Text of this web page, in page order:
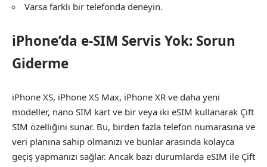
Varsa farklı bir telefonda deneyin.
iPhone’da e-SIM Servis Yok: Sorun
Giderme
iPhone XS, iPhone XS Max, iPhone XR ve daha yeni
modeller, nano SIM kart ve bir veya iki eSIM kullanarak Çift
SIM özelliğini sunar. Bu, birden fazla telefon numarasına ve
veri planına sahip olmanızı ve bunlar arasında kolayca
geçiş yapmanızı sağlar. Ancak bazı durumlarda eSIM ile Çift